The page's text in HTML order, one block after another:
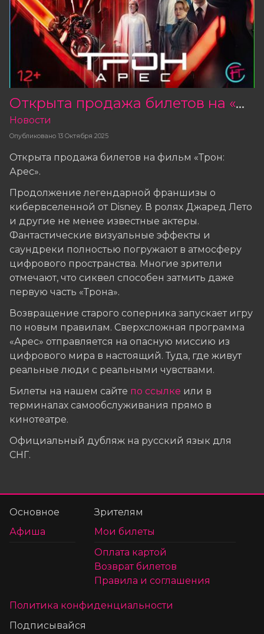
Открыта продажа билетов на «Трон: Арес»
Опубликовано 13 Октября 2025
Новости
Открыта продажа билетов на фильм «Трон:
Арес».
Продолжение легендарной франшизы о
кибервселенной от Disney. В ролях Джаред Лето
и другие не менее известные актеры.
Фантастические визуальные эффекты и
саундреки полностью погружают в атмосферу
цифрового пространства. Многие зрители
отмечают, что сиквел способен затмить даже
первую часть «Трона».
Возвращение старого соперника запускает игру
по новым правилам. Сверхсложная программа
«Арес» отправляется на опасную миссию из
цифрового мира в настоящий. Туда, где живут
реальные люди с реальными чувствами.
Билеты на нашем сайте по ссылке или в
терминалах самообслуживания прямо в
кинотеатре.
Официальный дубляж на русский язык для
СНГ.
Основное
Афиша
Зрителям
Мои билеты
Оплата картой
Возврат билетов
Правила и соглашения
Политика конфиденциальности
Подписывайся